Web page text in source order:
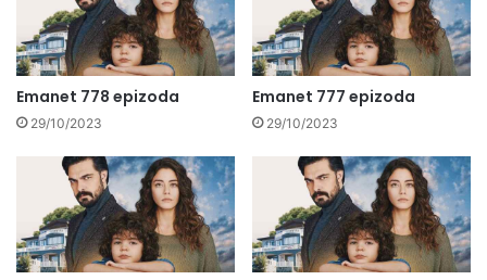
Emanet 778 epizoda
29/10/2023
Emanet 777 epizoda
29/10/2023